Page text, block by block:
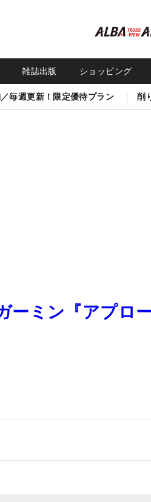
雑誌出版 ショッピング
毎週更新！限定優待プラン 削
ーミン『アプロ